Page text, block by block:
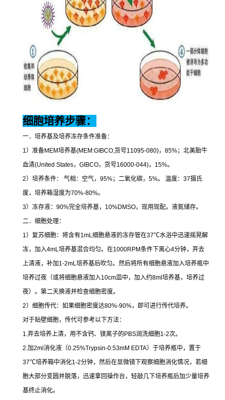
细胞培养步骤：
一．培养基及培养冻存条件准备：
1 ）准备MEM培养基(MEM:GIBCO, 货号11095-080)， 85%；北美胎牛
血清(United States， GIBCO，货号16000-044)， 15%。
2）培养条件： 气相：空气， 95%；二氧化碳， 5%。 温度： 37摄氏
度，培养箱湿度为70%-80%。
3）冻存液： 90%完全培养基， 10%DMSO，现用现配。液氮储存。
二．细胞处理：
1 ）复苏细胞：将含有1mL 细胞悬液的冻存管在37℃水浴中迅速摇晃解
冻，加入4mL 培养基混合均匀。在1000RPM条件下离心4分钟，弃去
上清液，补加1-2mL 培养基后吹匀。然后将所有细胞悬液加入培养瓶中
培养过夜（或将细胞悬液加入10cm皿中，加入约8ml培养基，培养过
夜）。第二天换液并检查细胞密度。
2）细胞传代：如果细胞密度达80%-90%，即可进行传代培养。
对于贴壁细胞，传代可参考以下方法：
1. 弃去培养上清，用不含钙、镁离子的PBS润洗细胞1-2次。
2. 加2ml消化液（0.25%Trypsin-0.53mM EDTA）于培养瓶中，置于
37℃培养箱中消化1-2分钟，然后在显微镜下观察细胞消化情况，若细
胞大部分变圆并脱落，迅速拿回操作台，轻敲几下培养瓶后加少量培养
基终止消化。